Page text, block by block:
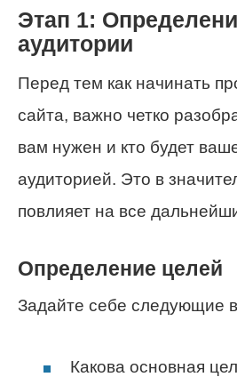
Этап 1:
аудитории
Перед тем как начинать
сайта, важно четко
вам нужен и кто будет
аудиторией. Это в
повлияет на все
Определение целей
Задайте себе следующие
Какова основная